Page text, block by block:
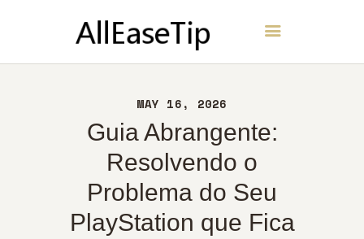
MAY 16, 2026
Guia Abrangente:
Resolvendo o
Problema do Seu
PlayStation que Fica
AllEaseTip
SOBRE
CONTATO
POLÍTICA
PORTUGUÊS